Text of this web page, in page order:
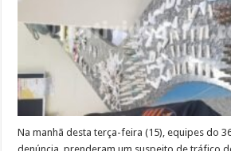
e
até
Na manhã desta terça-feira (15), equipes do